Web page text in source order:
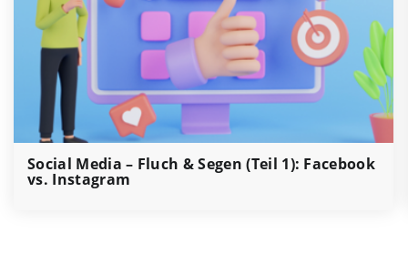
Social Media – Fluch & Segen (Teil 1): Facebook
vs. Instagram